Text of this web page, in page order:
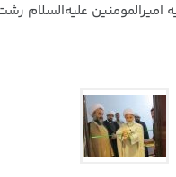
علیه‌السلام